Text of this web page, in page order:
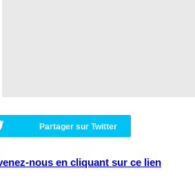
Partager sur Twitter
nous en cliquant sur ce lien